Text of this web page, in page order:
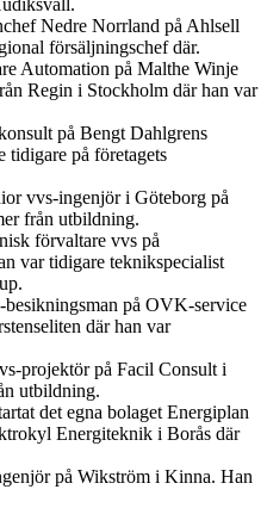
Nedre Norrland på Ahlsell
försäljningschef där.
Automation på Malthe Winje
Regin i Stockholm där han var
på Bengt Dahlgrens
tidigare på företagets
vvs-ingenjör i Göteborg på
från utbildning.
förvaltare vvs på
var tidigare teknikspecialist
på OVK-service
där han var
projektör på Facil Consult i
utbildning.
det egna bolaget Energiplan
Energiteknik i Borås där
på Wikström i Kinna. Han